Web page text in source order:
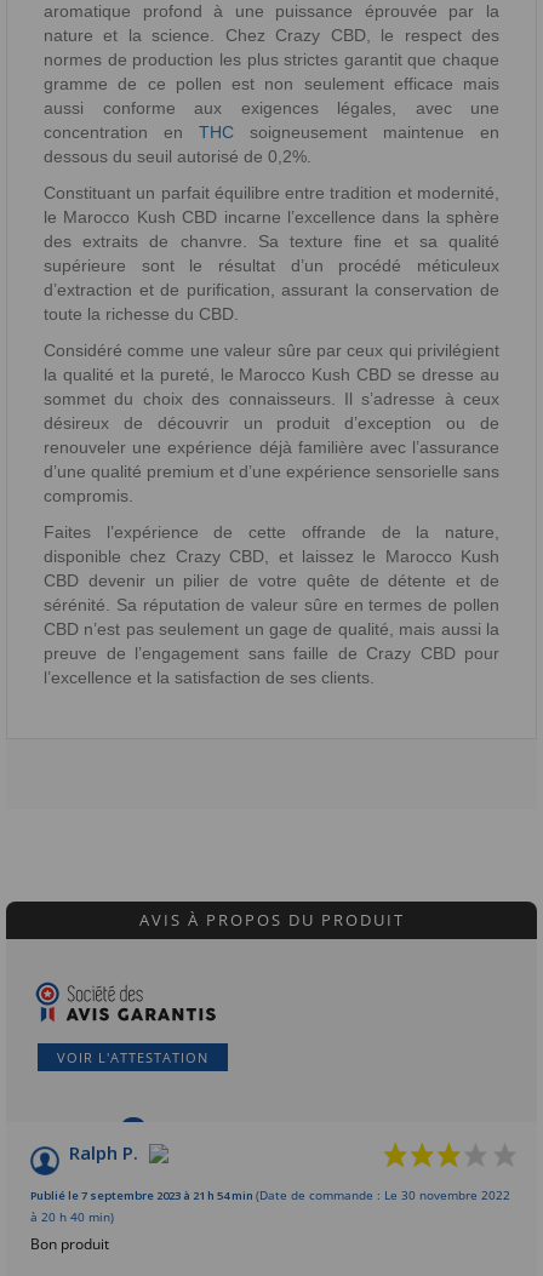
aromatique profond à une puissance éprouvée par la
nature et la science. Chez Crazy CBD, le respect des
normes de production les plus strictes garantit que chaque
gramme de ce pollen est non seulement efficace mais
aussi conforme aux exigences légales, avec une
concentration en THC soigneusement maintenue en
dessous du seuil autorisé de 0,2%.
Constituant un parfait équilibre entre tradition et modernité,
le Marocco Kush CBD incarne l’excellence dans la sphère
des extraits de chanvre. Sa texture fine et sa qualité
supérieure sont le résultat d’un procédé méticuleux
d’extraction et de purification, assurant la conservation de
toute la richesse du CBD.
Considéré comme une valeur sûre par ceux qui privilégient
la qualité et la pureté, le Marocco Kush CBD se dresse au
sommet du choix des connaisseurs. Il s’adresse à ceux
désireux de découvrir un produit d’exception ou de
renouveler une expérience déjà familière avec l’assurance
d’une qualité premium et d’une expérience sensorielle sans
compromis.
Faites l’expérience de cette offrande de la nature,
disponible chez Crazy CBD, et laissez le Marocco Kush
CBD devenir un pilier de votre quête de détente et de
sérénité. Sa réputation de valeur sûre en termes de pollen
CBD n’est pas seulement un gage de qualité, mais aussi la
preuve de l’engagement sans faille de Crazy CBD pour
l’excellence et la satisfaction de ses clients.
AVIS À PROPOS DU PRODUIT
VOIR L'ATTESTATION
8/10
Basé sur 6 avis
Ralph P.
Publié le 7 septembre 2023 à 21 h 54 min (Date de commande : Le 30 novembre 2022
à 20 h 40 min)
Bon produit